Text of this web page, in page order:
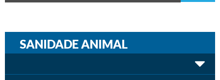
SANIDADE ANIMAL